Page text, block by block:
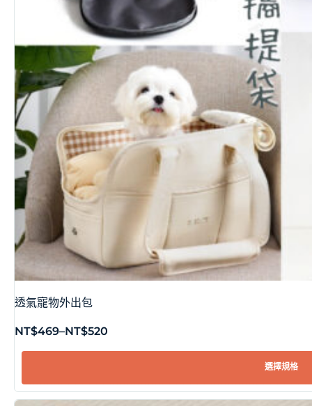
透氣寵物外出包
NT$469–NT$520
選擇規格